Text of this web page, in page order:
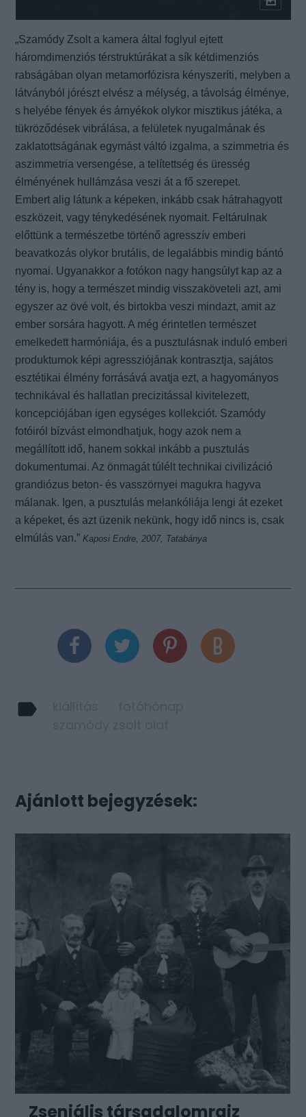
„Szamódy Zsolt a kamera által foglyul ejtett
háromdimenziós térstruktúrákat a sík kétdimenziós
rabságában olyan metamorfózisra kényszeríti, melyben a
látványból jórészt elvész a mélység, a távolság élménye,
s helyébe fények és árnyékok olykor misztikus játéka, a
tükröződések vibrálása, a felületek nyugalmának és
zaklatottságának egymást váltó izgalma, a szimmetria és
aszimmetria versengése, a telítettség és üresség
élményének hullámzása veszi át a fő szerepet.
Embert alig látunk a képeken, inkább csak hátrahagyott
eszközeit, vagy ténykedésének nyomait. Feltárulnak
előttünk a természetbe történő agresszív emberi
beavatkozás olykor brutális, de legalábbis mindig bántó
nyomai. Ugyanakkor a fotókon nagy hangsúlyt kap az a
tény is, hogy a természet mindig visszaköveteli azt, ami
egyszer az övé volt, és birtokba veszi mindazt, amit az
ember sorsára hagyott. A még érintetlen természet
emelkedett harmóniája, és a pusztulásnak induló emberi
produktumok képi agressziójának kontrasztja, sajátos
esztétikai élmény forrásává avatja ezt, a hagyományos
technikával és hallatlan precizitással kivitelezett,
koncepciójában igen egységes kollekciót. Szamódy
fotóiról bízvást elmondhatjuk, hogy azok nem a
megállított idő, hanem sokkal inkább a pusztulás
dokumentumai. Az önmagát túlélt technikai civilizáció
grandiózus beton- és vasszörnyei magukra hagyva
málanak. Igen, a pusztulás melankóliája lengi át ezeket
a képeket, és azt üzenik nekünk, hogy idő nincs is, csak
elmúlás van.” Kaposi Endre, 2007, Tatabánya
kiállítás
fotóhónap
szamódy zsolt olaf
Ajánlott bejegyzések:
Zseniális társadalomrajz